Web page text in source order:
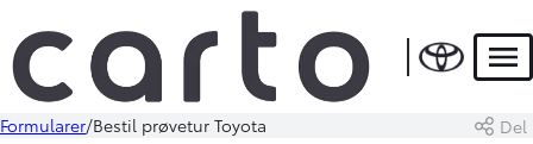
Formularer Bestil prøvetur Toyota Del